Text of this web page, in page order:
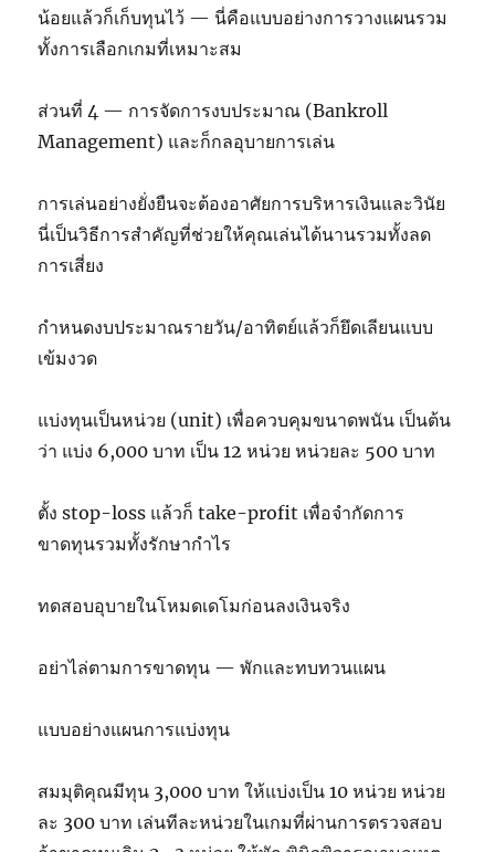
น้อยแล้วก็เก็บทุนไว้ — นี่คือแบบอย่างการวางแผนรวม
ทั้งการเลือกเกมที่เหมาะสม
ส่วนที่ 4 — การจัดการงบประมาณ (Bankroll
Management) และก็กลอุบายการเล่น
การเล่นอย่างยั่งยืนจะต้องอาศัยการบริหารเงินและวินัย
นี่เป็นวิธีการสำคัญที่ช่วยให้คุณเล่นได้นานรวมทั้งลด
การเสี่ยง
กำหนดงบประมาณรายวัน/อาทิตย์แล้วก็ยึดเลียนแบบ
เข้มงวด
แบ่งทุนเป็นหน่วย (unit) เพื่อควบคุมขนาดพนัน เป็นต้น
ว่า แบ่ง 6,000 บาท เป็น 12 หน่วย หน่วยละ 500 บาท
ตั้ง stop-loss แล้วก็ take-profit เพื่อจำกัดการ
ขาดทุนรวมทั้งรักษากำไร
ทดสอบอุบายในโหมดเดโมก่อนลงเงินจริง
อย่าไล่ตามการขาดทุน — พักและทบทวนแผน
แบบอย่างแผนการแบ่งทุน
สมมุติคุณมีทุน 3,000 บาท ให้แบ่งเป็น 10 หน่วย หน่วย
ละ 300 บาท เล่นทีละหน่วยในเกมที่ผ่านการตรวจสอบ